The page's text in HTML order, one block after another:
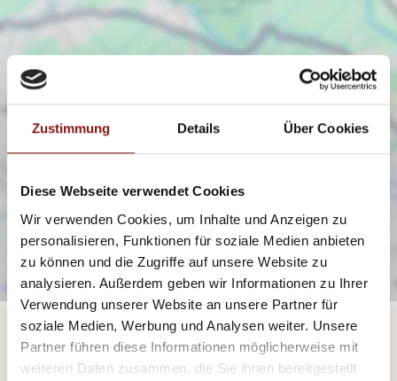
Zustimmung Details Über Cookies
Diese Webseite verwendet Cookies
Wir verwenden Cookies, um Inhalte und Anzeigen zu
personalisieren, Funktionen für soziale Medien anbieten
zu können und die Zugriffe auf unsere Website zu
analysieren. Außerdem geben wir Informationen zu Ihrer
Verwendung unserer Website an unsere Partner für
soziale Medien, Werbung und Analysen weiter. Unsere
Partner führen diese Informationen möglicherweise mit
weiteren Daten zusammen, die Sie ihnen bereitgestellt